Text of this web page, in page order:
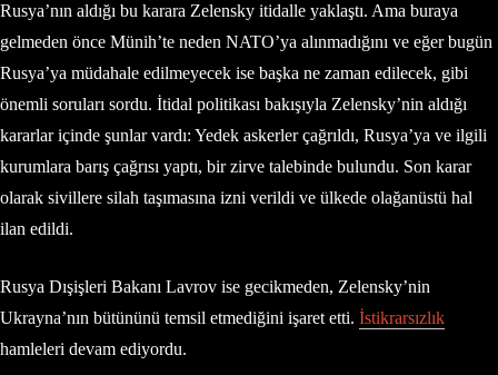
Rusya’nın aldığı bu karara Zelensky itidalle yaklaştı. Ama buraya
gelmeden önce Münih’te neden NATO’ya alınmadığını ve eğer bugün
Rusya’ya müdahale edilmeyecek ise başka ne zaman edilecek, gibi
önemli soruları sordu. İtidal politikası bakışıyla Zelensky’nin aldığı
kararlar içinde şunlar vardı: Yedek askerler çağrıldı, Rusya’ya ve ilgili
kurumlara barış çağrısı yaptı, bir zirve talebinde bulundu. Son karar
olarak sivillere silah taşımasına izni verildi ve ülkede olağanüstü hal
ilan edildi.
Rusya Dışişleri Bakanı Lavrov ise gecikmeden, Zelensky’nin
Ukrayna’nın bütününü temsil etmediğini işaret etti. İstikrarsızlık
hamleleri devam ediyordu.